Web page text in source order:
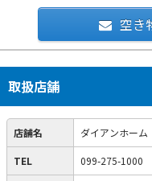
空き
取扱店舗
店舗名 ダイアンホー
TEL 099-275-1000